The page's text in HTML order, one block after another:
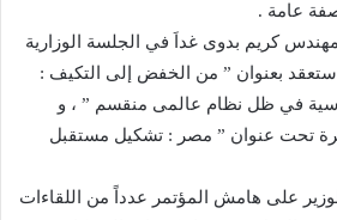
عامة .
كريم بدوى غداَ في الجلسة الوزارية
ستعقد بعنوان ” من الخفض إلى التكيف :
في ظل نظام عالمى منقسم ” ، و
تحت عنوان ” مصر : تشكيل مستقبل
على هامش المؤتمر عدداً من اللقاءات